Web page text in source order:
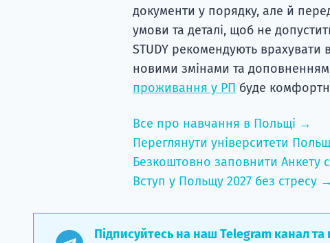
документи у порядку, але й
умови та деталі, щоб не
STUDY рекомендують врахувати
новими змінами та
проживання у РП буде
Все про навчання в Польщі →
Переглянути університети
Безкоштовно заповнити Анкету
Вступ у Польщу 2027 без стресу →
Підписуйтесь на наш Telegram канал